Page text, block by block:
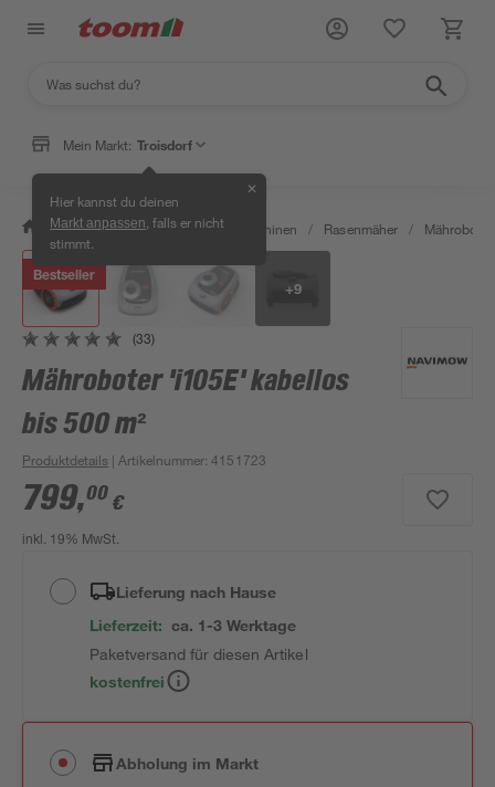
Mein Markt: Troisdorf
Hier kannst du deinen
Markt anpassen , falls er nicht
stimmt.
✕
/ Garten & Freizeit / Gartenmaschinen / Rasenmäher / Mähroboter
Bestseller
+9
(33)
Mähroboter 'i105E' kabellos
bis 500 m²
Produktdetails | Artikelnummer:4151723
799,00 €
inkl. 19% MwSt.
Lieferung nach Hause
Lieferzeit: ca. 1-3 Werktage
Paketversand für diesen Artikel
kostenfrei
Abholung im Markt